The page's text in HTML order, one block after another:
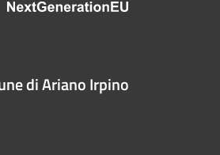
di Ariano Irpino